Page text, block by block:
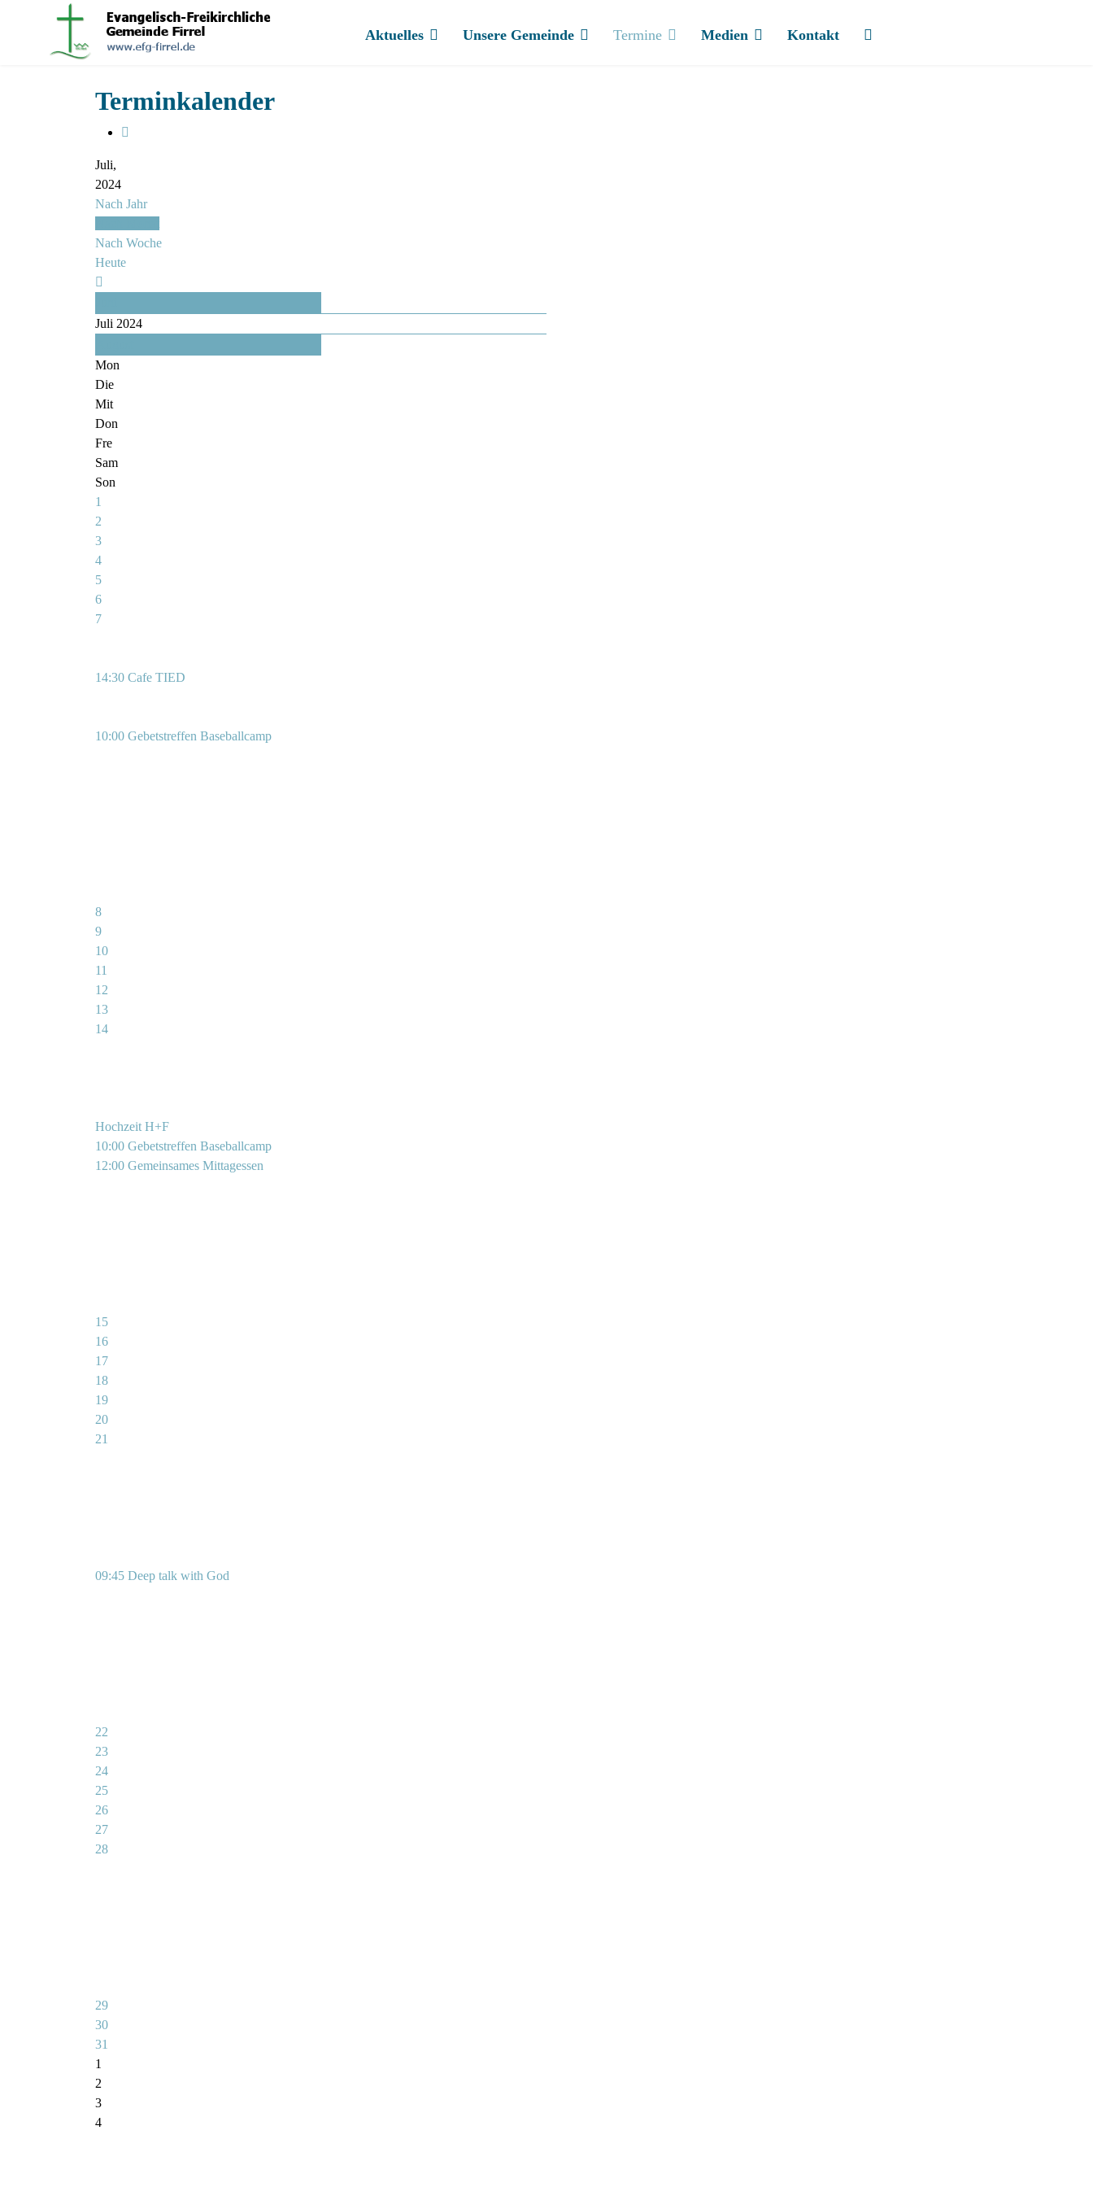
Aktuelles Unsere Gemeinde Termine Medien Kontakt
Terminkalender
Juli,
2024
Nach Jahr
Nach Woche
Heute
Juli 2024
Mon
Die
Mit
Don
Fre
Sam
Son
1
2
3
4
5
6
7
14:30 Cafe TIED
10:00 Gebetstreffen Baseballcamp
8
9
10
11
12
13
14
Hochzeit H+F
10:00 Gebetstreffen Baseballcamp
12:00 Gemeinsames Mittagessen
15
16
17
18
19
20
21
09:45 Deep talk with God
22
23
24
25
26
27
28
29
30
31
1
2
3
4